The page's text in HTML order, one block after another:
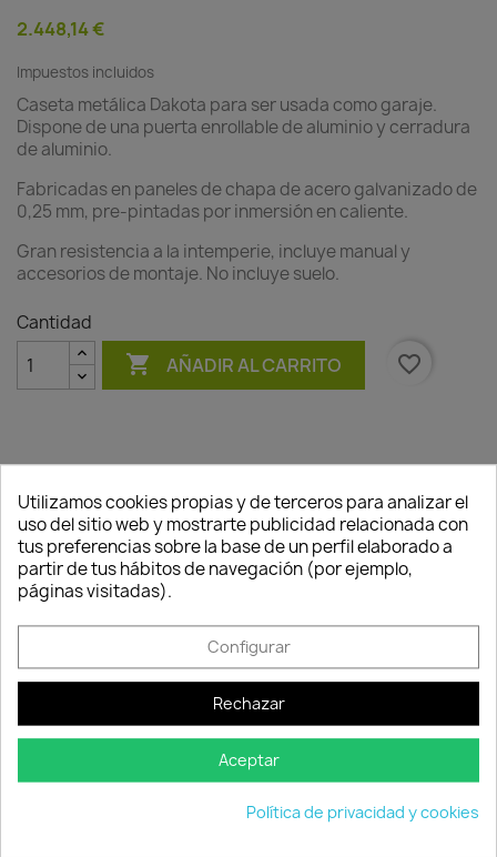
2.448,14 €
Impuestos incluidos
Caseta metálica Dakota para ser usada como garaje.
Dispone de una puerta enrollable de aluminio y cerradura
de aluminio.
Fabricadas en paneles de chapa de acero galvanizado de
0,25 mm, pre-pintadas por inmersión en caliente.
Gran resistencia a la intemperie, incluye manual y
accesorios de montaje. No incluye suelo.
Cantidad
 AÑADIR AL CARRITO favorite_border
Descripción Detalles del producto
Medidas:
Interior.:330 x 501 cm.
Puerta:250 x 188 cm.
Total superficie:17.31 metros cuadrados
Si el producto no se encuentra en stock en
nuestra tienda física, su pedido saldrá
directamente desde casa del proveedor.
Utilizamos cookies propias y de terceros para analizar el
uso del sitio web y mostrarte publicidad relacionada con
tus preferencias sobre la base de un perfil elaborado a
partir de tus hábitos de navegación (por ejemplo,
páginas visitadas).
Configurar
Rechazar
Aceptar
Política de privacidad y cookies
Consentimiento de cookies